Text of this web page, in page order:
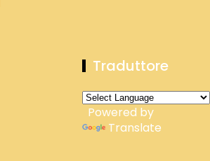
Traduttore
Powered by
Translate